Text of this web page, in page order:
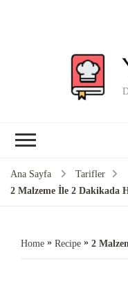
Ana Sayfa
Tarifler
2 Malzeme İle 2 Dakikada
Home » Recipe » 2